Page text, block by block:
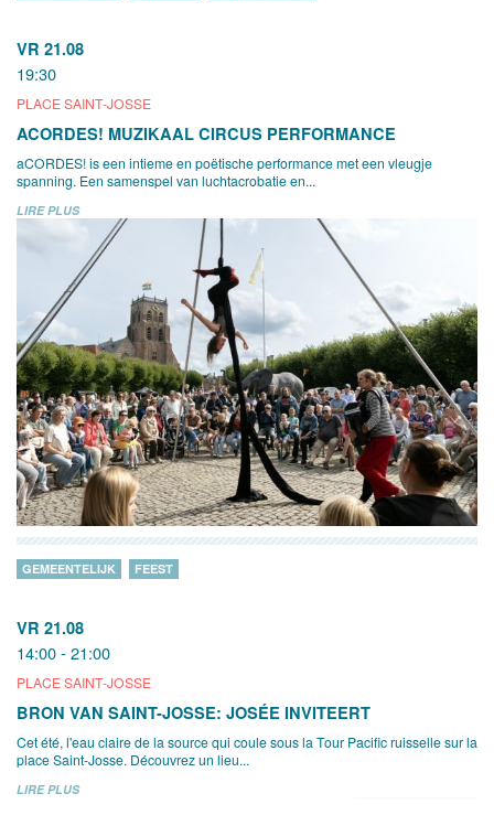
VR 21.08
19:30
PLACE SAINT-JOSSE
ACORDES! MUZIKAAL CIRCUS PERFORMANCE
aCORDES! is een intieme en poëtische performance met een vleugje
spanning. Een samenspel van luchtacrobatie en...
LIRE PLUS
VR 21.08
14:00 - 21:00
PLACE SAINT-JOSSE
GEMEENTELIJK FEEST
BRON VAN SAINT-JOSSE: JOSÉE INVITEERT
Cet été, l'eau claire de la source qui coule sous la Tour Pacific ruisselle sur la
place Saint-Josse. Découvrez un lieu...
LIRE PLUS